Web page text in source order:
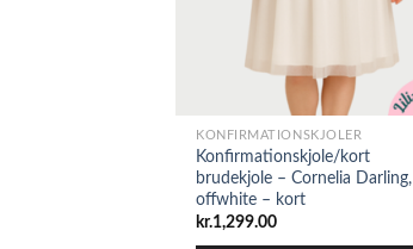
KONFIRMATIONSKJOLER
Konfirmationskjole/kort
brudekjole – Cornelia Darling,
offwhite – kort
kr.1,299.00